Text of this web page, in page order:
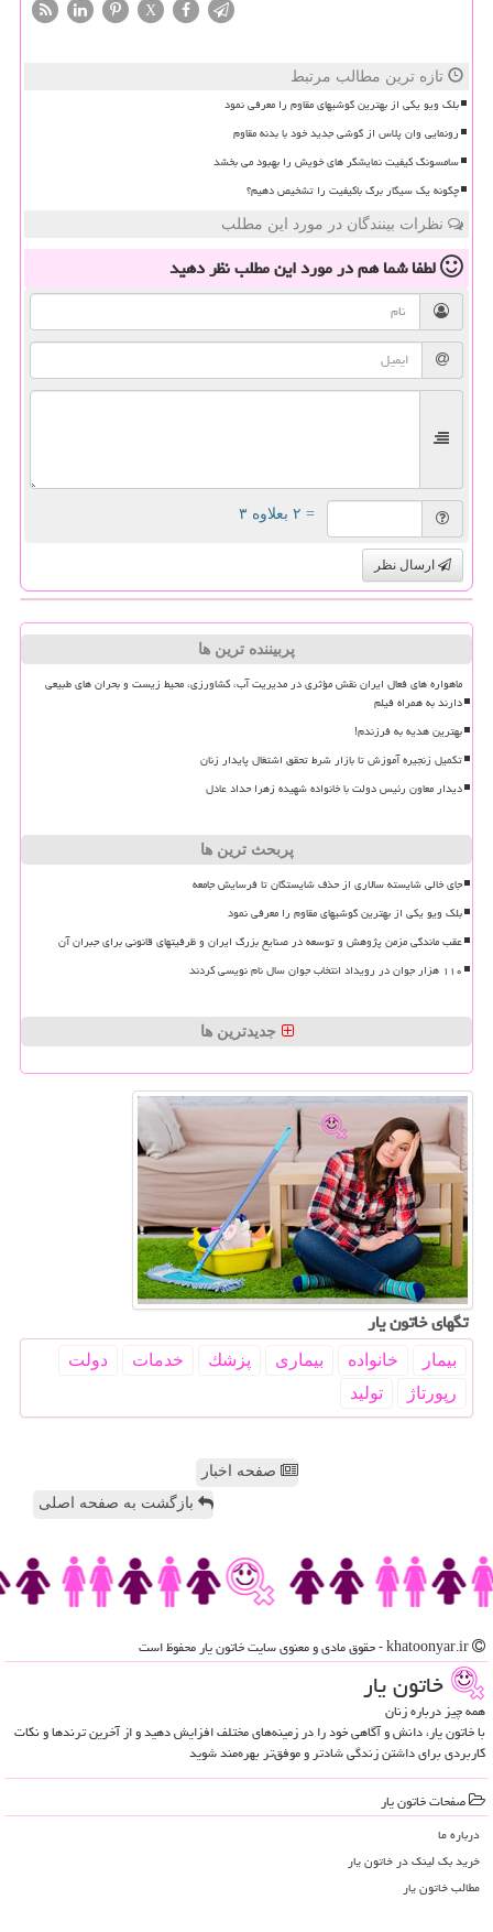
X
تازه ترین مطالب مرتبط
بلک ویو یکی از بهترین گوشیهای مقاوم را معرفی نمود
رونمایی وان پلاس از گوشی جدید خود با بدنه مقاوم
سامسونگ کیفیت نمایشگر های خویش را بهبود می بخشد
چگونه یک سیگار برگ باکیفیت را تشخیص دهیم؟
نظرات بینندگان در مورد این مطلب
لطفا شما همدر مورد این مطلبنظر دهید
= ۲ بعلاوه ۳
ارسال نظر
پربیننده ترین ها
ماهواره های فعال ایران نقش مؤثری در مدیریت آب، کشاورزی، محیط زیست و بحران های طبیعی
دارند به همراه فیلم
بهترین هدیه به فرزندم!
تکمیل زنجیره آموزش تا بازار شرط تحقق اشتغال پایدار زنان
دیدار معاون رئیس دولت با خانواده شهیده زهرا حداد عادل
پربحث ترین ها
جای خالی شایسته سالاری از حذف شایستگان تا فرسایش جامعه
بلک ویو یکی از بهترین گوشیهای مقاوم را معرفی نمود
عقب ماندگی مزمن پژوهش و توسعه در صنایع بزرگ ایران و ظرفیتهای قانونی برای جبران آن
۱۱۰ هزار جوان در رویداد انتخاب جوان سال نام نویسی کردند
جدیدترین ها
تگهای خاتون یار
بیمار خانواده بیماری پزشك خدمات
دولت
رپورتاژ
تولید
صفحه اخبار
بازگشت به صفحه اصلی
خاتون یار
همه چیز درباره زنان
با خاتون یار، دانش و آگاهی خود را در زمینه‌های مختلف افزایش دهید و از آخرین ترندها و نکات
کاربردی برای داشتن زندگی شادتر و موفق‌تر بهره‌مند شوید
صفحات خاتون یار
درباره ما
خرید بک لینک در خاتون یار
مطالب خاتون یار